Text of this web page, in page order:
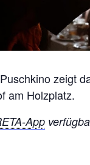
zeigt
am Holzplatz.
App